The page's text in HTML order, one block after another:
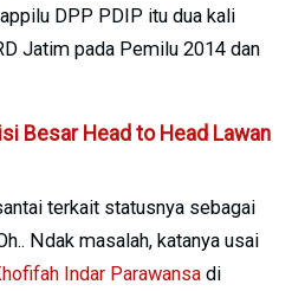
DPP PDIP itu dua kali
Jatim pada Pemilu 2014 dan
Besar Head to Head Lawan
terkait statusnya sebagai
Ndak masalah, katanya usai
Indar Parawansa di